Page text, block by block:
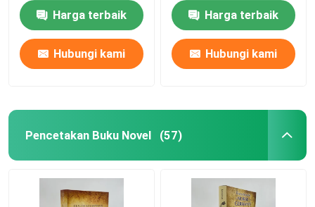
Harga terbaik
Hubungi kami
Harga terbaik
Hubungi kami
Pencetakan Buku Novel (57)